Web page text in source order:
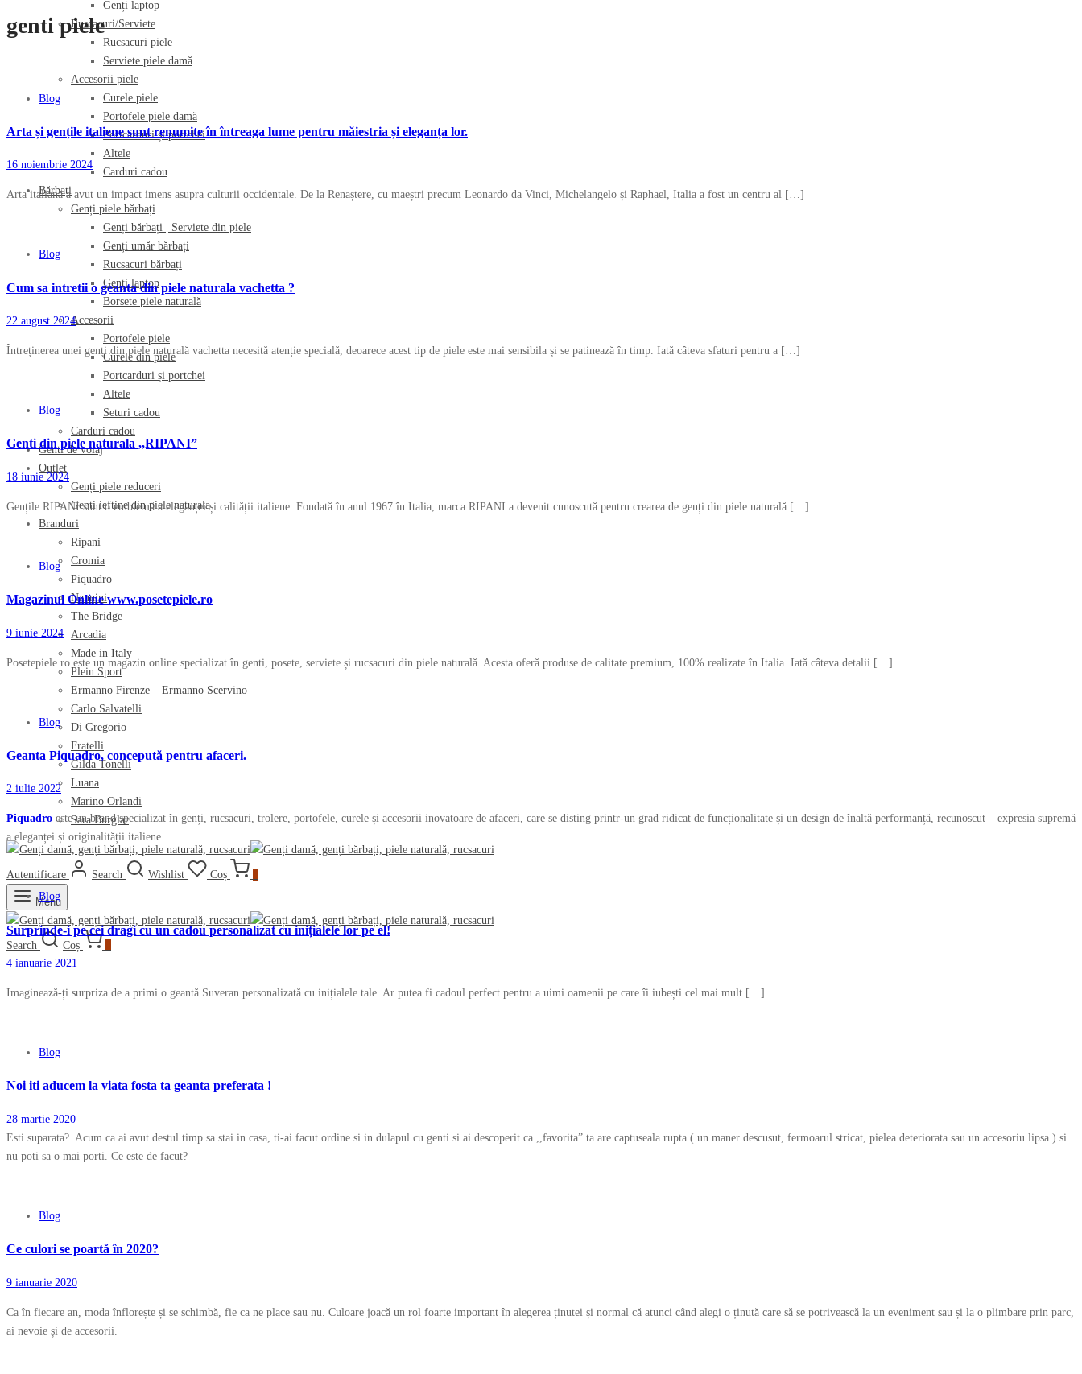
Genți laptop
Ruscacuri/Serviete
Rucsacuri piele
Serviete piele damă
Accesorii piele
Curele piele
Portofele piele damă
Portcarduri și portchei
Altele
Carduri cadou
Bărbați
Genți piele bărbați
Genți bărbați | Serviete din piele
Genți umăr bărbați
Rucsacuri bărbați
Genți laptop
Borsete piele naturală
Accesorii
Portofele piele
Curele din piele
Portcarduri și portchei
Altele
Seturi cadou
Carduri cadou
Genti de voiaj
Outlet
Genți piele reduceri
Genti ieftine din piele naturala
Branduri
Ripani
Cromia
Piquadro
Nannini
The Bridge
Arcadia
Made in Italy
Plein Sport
Ermanno Firenze – Ermanno Scervino
Carlo Salvatelli
Di Gregorio
Fratelli
Gilda Tonelli
Luana
Marino Orlandi
Sara Burglar
Autentificare Search Wishlist Coș
Menu
Search Coș
genti piele
Blog
Arta și gențile italiene sunt renumite în întreaga lume pentru măiestria și eleganța lor.
16 noiembrie 2024
Arta italiană a avut un impact imens asupra culturii occidentale. De la Renaștere, cu maeștri precum Leonardo da Vinci, Michelangelo și Raphael, Italia a fost un centru al […]
Blog
Cum sa intretii o geanta din piele naturala vachetta ?
22 august 2024
Întreținerea unei genți din piele naturală vachetta necesită atenție specială, deoarece acest tip de piele este mai sensibila și se patinează în timp. Iată câteva sfaturi pentru a […]
Blog
Genti din piele naturala ,,RIPANI”
18 iunie 2024
Gențile RIPANI sunt o emblemă a eleganței și calității italiene. Fondată în anul 1967 în Italia, marca RIPANI a devenit cunoscută pentru crearea de genți din piele naturală […]
Blog
Magazinul Online www.posetepiele.ro
9 iunie 2024
Posetepiele.ro este un magazin online specializat în genti, posete, serviete și rucsacuri din piele naturală. Acesta oferă produse de calitate premium, 100% realizate în Italia. Iată câteva detalii […]
Blog
Geanta Piquadro, concepută pentru afaceri.
2 iulie 2022
Piquadro este un brand specializat în genți, rucsacuri, trolere, portofele, curele și accesorii inovatoare de afaceri, care se disting printr-un grad ridicat de funcționalitate și un design de înaltă performanță, recunoscut – expresia supremă
a eleganței și originalității italiene.
Blog
Surprinde-i pe cei dragi cu un cadou personalizat cu inițialele lor pe el!
4 ianuarie 2021
Imaginează-ți surpriza de a primi o geantă Suveran personalizată cu inițialele tale. Ar putea fi cadoul perfect pentru a uimi oamenii pe care îi iubești cel mai mult […]
Blog
Noi iti aducem la viata fosta ta geanta preferata !
28 martie 2020
Esti suparata? Acum ca ai avut destul timp sa stai in casa, ti-ai facut ordine si in dulapul cu genti si ai descoperit ca ,,favorita” ta are captuseala rupta ( un maner descusut, fermoarul stricat, pielea deteriorata sau un accesoriu lipsa ) si
nu poti sa o mai porti. Ce este de facut?
Blog
Ce culori se poartă în 2020?
9 ianuarie 2020
Ca în fiecare an, moda înflorește și se schimbă, fie ca ne place sau nu. Culoare joacă un rol foarte important în alegerea ținutei și normal că atunci când alegi o ținută care să se potrivească la un eveniment sau și la o plimbare prin parc,
ai nevoie și de accesorii.